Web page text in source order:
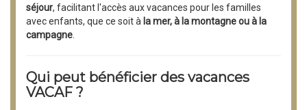
séjour, facilitant l'accès aux vacances pour les familles
avec enfants, que ce soit à la mer, à la montagne ou à la
campagne
Qui peut bénéficier des vacances
VACAF ?